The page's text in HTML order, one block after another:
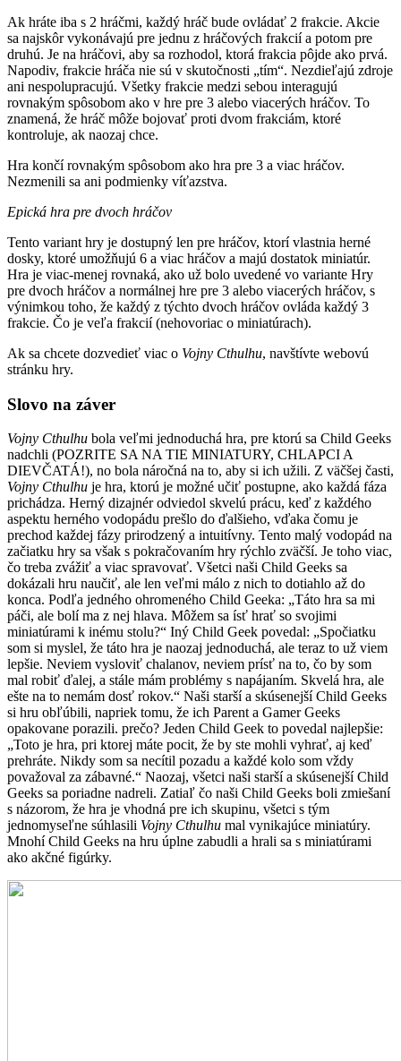
Ak hráte iba s 2 hráčmi, každý hráč bude ovládať 2 frakcie. Akcie
sa najskôr vykonávajú pre jednu z hráčových frakcií a potom pre
druhú. Je na hráčovi, aby sa rozhodol, ktorá frakcia pôjde ako prvá.
Napodiv, frakcie hráča nie sú v skutočnosti „tím“. Nezdieľajú zdroje
ani nespolupracujú. Všetky frakcie medzi sebou interagujú
rovnakým spôsobom ako v hre pre 3 alebo viacerých hráčov. To
znamená, že hráč môže bojovať proti dvom frakciám, ktoré
kontroluje, ak naozaj chce.
Hra končí rovnakým spôsobom ako hra pre 3 a viac hráčov.
Nezmenili sa ani podmienky víťazstva.
Epická hra pre dvoch hráčov
Tento variant hry je dostupný len pre hráčov, ktorí vlastnia herné
dosky, ktoré umožňujú 6 a viac hráčov a majú dostatok miniatúr.
Hra je viac-menej rovnaká, ako už bolo uvedené vo variante Hry
pre dvoch hráčov a normálnej hre pre 3 alebo viacerých hráčov, s
výnimkou toho, že každý z týchto dvoch hráčov ovláda každý 3
frakcie. Čo je veľa frakcií (nehovoriac o miniatúrach).
Ak sa chcete dozvedieť viac o Vojny Cthulhu, navštívte webovú
stránku hry.
Slovo na záver
Vojny Cthulhu bola veľmi jednoduchá hra, pre ktorú sa Child Geeks
nadchli (POZRITE SA NA TIE MINIATURY, CHLAPCI A
DIEVČATÁ!), no bola náročná na to, aby si ich užili. Z väčšej časti,
Vojny Cthulhu je hra, ktorú je možné učiť postupne, ako každá fáza
prichádza. Herný dizajnér odviedol skvelú prácu, keď z každého
aspektu herného vodopádu prešlo do ďalšieho, vďaka čomu je
prechod každej fázy prirodzený a intuitívny. Tento malý vodopád na
začiatku hry sa však s pokračovaním hry rýchlo zväčší. Je toho viac,
čo treba zvážiť a viac spravovať. Všetci naši Child Geeks sa
dokázali hru naučiť, ale len veľmi málo z nich to dotiahlo až do
konca. Podľa jedného ohromeného Child Geeka: „Táto hra sa mi
páči, ale bolí ma z nej hlava. Môžem sa ísť hrať so svojimi
miniatúrami k inému stolu?“ Iný Child Geek povedal: „Spočiatku
som si myslel, že táto hra je naozaj jednoduchá, ale teraz to už viem
lepšie. Neviem vysloviť chalanov, neviem prísť na to, čo by som
mal robiť ďalej, a stále mám problémy s napájaním. Skvelá hra, ale
ešte na to nemám dosť rokov.“ Naši starší a skúsenejší Child Geeks
si hru obľúbili, napriek tomu, že ich Parent a Gamer Geeks
opakovane porazili. prečo? Jeden Child Geek to povedal najlepšie:
„Toto je hra, pri ktorej máte pocit, že by ste mohli vyhrať, aj keď
prehráte. Nikdy som sa necítil pozadu a každé kolo som vždy
považoval za zábavné.“ Naozaj, všetci naši starší a skúsenejší Child
Geeks sa poriadne nadreli. Zatiaľ čo naši Child Geeks boli zmiešaní
s názorom, že hra je vhodná pre ich skupinu, všetci s tým
jednomyseľne súhlasili Vojny Cthulhu mal vynikajúce miniatúry.
Mnohí Child Geeks na hru úplne zabudli a hrali sa s miniatúrami
ako akčné figúrky.